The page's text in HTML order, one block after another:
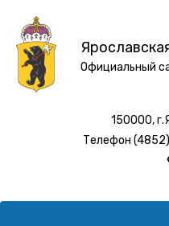
Официальный
150000,
Телефон